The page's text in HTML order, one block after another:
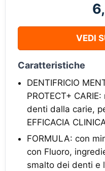
VEDI
Caratteristiche
DENTIFRICIO
PROTECT+
denti dalla carie,
EFFICACIA
FORMULA: con
con Fluoro,
smalto dei denti e